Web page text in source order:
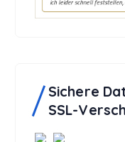
Sichere
SSL-